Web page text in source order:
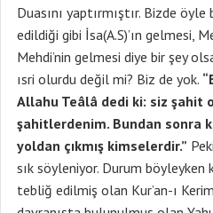
Duasını yaptırmıştır. Bizde
edildiği gibi İsa(A.S)’ın gelmesi,
Mehdi’nin gelmesi diye bir şey
ısri olurdu değil mi? Biz de yok.
Allahu Teâlâ dedi ki: siz şahit
şahitlerdenim. Bundan sonra
yoldan çıkmış kimselerdir.”
sık söyleniyor. Durum böyleyken
tebliğ edilmiş olan Kur’an-ı